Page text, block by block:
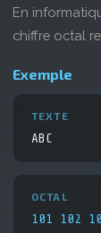
En
chiffre octal
Exemple
TEXTE
ABC
OCTAL
101 102